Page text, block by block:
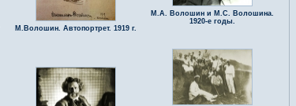
М.Волошин. Автопортрет. 1919 г.
М.А. Волошин и М.С. Волошина.
1920-е годы.